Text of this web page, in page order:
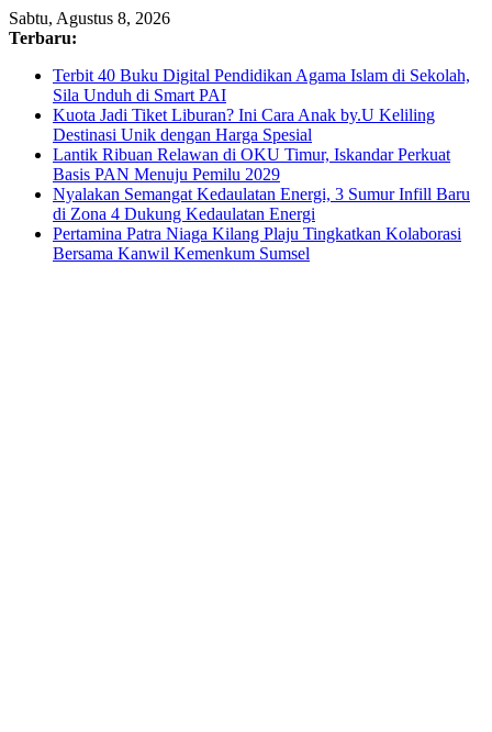
Skip
to
Sabtu, Agustus 8, 2026
Terbaru:
Terbit 40 Buku Digital Pendidikan Agama Islam di Sekolah,
Sila Unduh di Smart PAI
Kuota Jadi Tiket Liburan? Ini Cara Anak by.U Keliling
Destinasi Unik dengan Harga Spesial
Lantik Ribuan Relawan di OKU Timur, Iskandar Perkuat
Basis PAN Menuju Pemilu 2029
Nyalakan Semangat Kedaulatan Energi, 3 Sumur Infill Baru
di Zona 4 Dukung Kedaulatan Energi
Pertamina Patra Niaga Kilang Plaju Tingkatkan Kolaborasi
Bersama Kanwil Kemenkum Sumsel